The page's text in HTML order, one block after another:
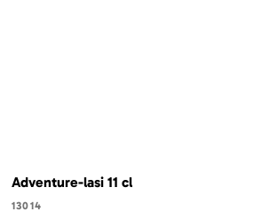
Adventure-lasi 11 cl
13014